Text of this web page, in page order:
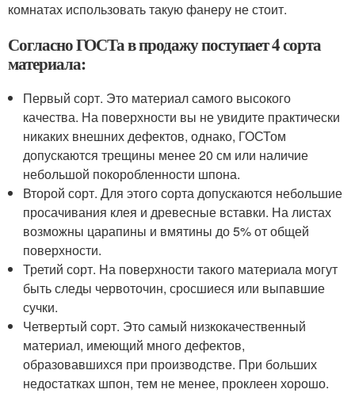
комнатах использовать такую фанеру не стоит.
Согласно ГОСТа в продажу поступает 4 сорта
материала:
Первый сорт. Это материал самого высокого
качества. На поверхности вы не увидите практически
никаких внешних дефектов, однако, ГОСТом
допускаются трещины менее 20 см или наличие
небольшой покоробленности шпона.
Второй сорт. Для этого сорта допускаются небольшие
просачивания клея и древесные вставки. На листах
возможны царапины и вмятины до 5% от общей
поверхности.
Третий сорт. На поверхности такого материала могут
быть следы червоточин, сросшиеся или выпавшие
сучки.
Четвертый сорт. Это самый низкокачественный
материал, имеющий много дефектов,
образовавшихся при производстве. При больших
недостатках шпон, тем не менее, проклеен хорошо.